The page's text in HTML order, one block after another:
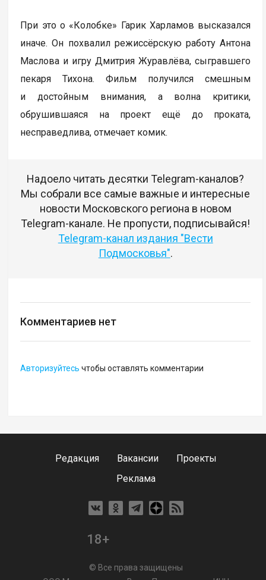
При это о «Колобке» Гарик Харламов высказался
иначе. Он похвалил режиссёрскую работу Антона
Маслова и игру Дмитрия Журавлёва, сыгравшего
пекаря Тихона. Фильм получился смешным
и достойным внимания, а волна критики,
обрушившаяся на проект ещё до проката,
несправедлива, отмечает комик.
Надоело читать десятки Telegram-каналов?
Мы собрали все самые важные и интересные
новости Московского региона в новом
Telegram-канале. Не пропусти, подписывайся!
Telegram-канал издания "Вести
Подмосковья".
Комментариев нет
Авторизуйтесь чтобы оставлять комментарии
Редакция Вакансии
Проекты
Реклама
18+
© Все права защищены